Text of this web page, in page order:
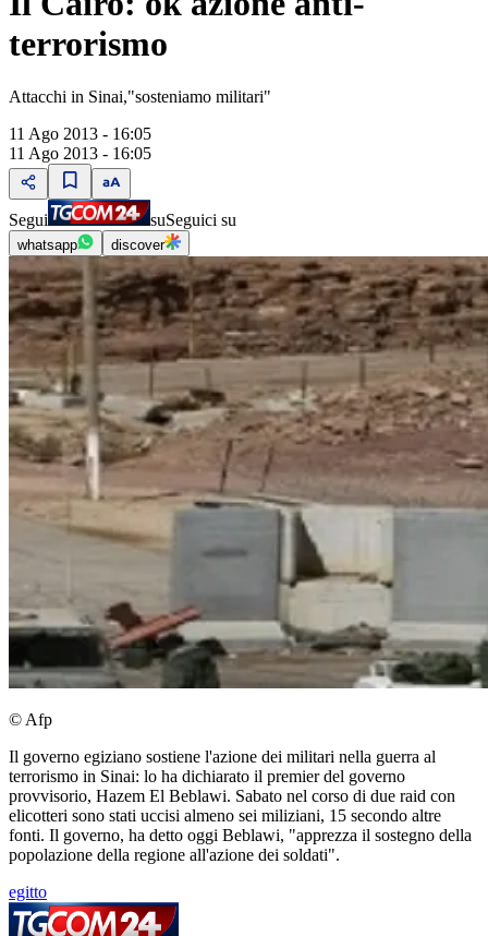
terrorismo
Attacchi in Sinai,"sosteniamo militari"
11 Ago 2013 - 16:05
11 Ago 2013 - 16:05
Segui suSeguici su
whatsapp discover
© Afp
Il governo egiziano sostiene l'azione dei militari nella guerra al
terrorismo in Sinai: lo ha dichiarato il premier del governo
provvisorio, Hazem El Beblawi. Sabato nel corso di due raid con
elicotteri sono stati uccisi almeno sei miliziani, 15 secondo altre
fonti. Il governo, ha detto oggi Beblawi, "apprezza il sostegno della
popolazione della regione all'azione dei soldati".
egitto